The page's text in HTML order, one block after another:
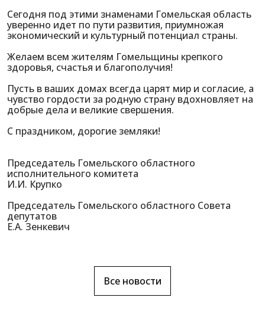
Сегодня под этими знаменами Гомельская область
уверенно идет по пути развития, приумножая
экономический и культурный потенциал страны.
Желаем всем жителям Гомельщины крепкого
здоровья, счастья и благополучия!
Пусть в ваших домах всегда царят мир и согласие, а
чувство гордости за родную страну вдохновляет на
добрые дела и великие свершения.
С праздником, дорогие земляки!
Председатель Гомельского областного
исполнительного комитета
И.И. Крупко
Председатель Гомельского областного Совета
депутатов
Е.А. Зенкевич
Все новости